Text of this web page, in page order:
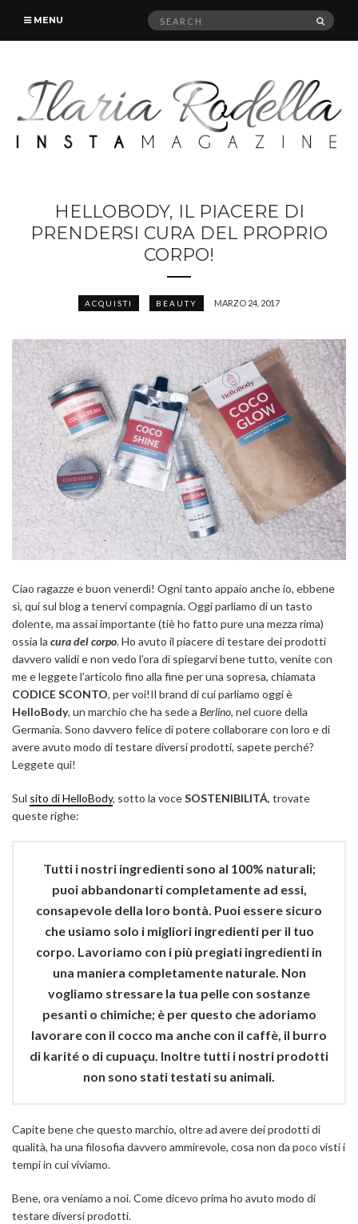
MENU
Search
HELLOBODY, IL PIACERE DI
PRENDERSI CURA DEL PROPRIO
CORPO!
ACQUISTI BEAUTY MARZO 24, 2017
Ciao ragazze e buon venerdì! Ogni tanto appaio anche io, ebbene
sì, qui sul blog a tenervi compagnia. Oggi parliamo di un tasto
dolente, ma assai importante (tiè ho fatto pure una mezza rima)
ossia la cura del corpo. Ho avuto il piacere di testare dei prodotti
davvero validi e non vedo l’ora di spiegarvi bene tutto, venite con
me e leggete l’articolo fino alla fine per una sopresa, chiamata
CODICE SCONTO, per voi!Il brand di cui parliamo oggi è
HelloBody, un marchio che ha sede a Berlino, nel cuore della
Germania. Sono davvero felice di potere collaborare con loro e di
avere avuto modo di testare diversi prodotti, sapete perché?
Leggete qui!
Sul sito di HelloBody, sotto la voceSOSTENIBILITÁ, trovate
queste righe:
Tutti i nostri ingredienti sono al 100% naturali;
puoi abbandonarti completamente ad essi,
consapevole della loro bontà. Puoi essere sicuro
che usiamo solo i migliori ingredienti per il tuo
corpo. Lavoriamo con i più pregiati ingredienti in
una maniera completamente naturale. Non
vogliamo stressare la tua pelle con sostanze
pesanti o chimiche; è per questo che adoriamo
lavorare con il cocco ma anche con il caffè, il burro
di karité o di cupuaçu. Inoltre tutti i nostri prodotti
non sono stati testati su animali.
Capite bene che questo marchio, oltre ad avere dei prodotti di
qualità, ha una filosofia davvero ammirevole, cosa non da poco visti i
tempi in cui viviamo.
Bene, ora veniamo a noi. Come dicevo prima ho avuto modo di
testare diversi prodotti.